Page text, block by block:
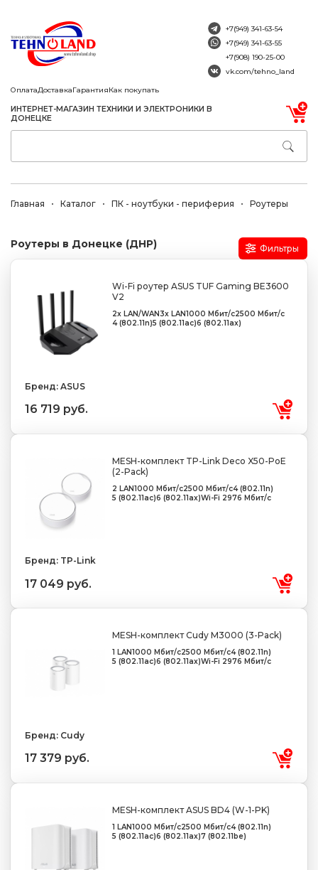
ОплатаДоставкаГарантияКак покупать
ИНТЕРНЕТ-МАГАЗИН ТЕХНИКИ И ЭЛЕКТРОНИКИ В
ДОНЕЦКЕ
+7(949) 341-63-54
+7(949) 341-63-55
+7(908) 190-25-00
vk.com/tehno_land
Главная Каталог ПК - ноутбуки - периферия Роутеры
Роутеры в Донецке (ДНР) Фильтры
Wi-Fi роутер ASUS TUF Gaming BE3600
V2
2x LAN/WAN3x LAN1000 Мбит/с2500 Мбит/с
4 (802.11n)5 (802.11ac)6 (802.11ax)
Бренд: ASUS
16 719 руб.
MESH-комплект TP-Link Deco X50-PoE
(2-Pack)
2 LAN1000 Мбит/с2500 Мбит/с4 (802.11n)
5 (802.11ac)6 (802.11ax)Wi-Fi 2976 Мбит/с
Бренд: TP-Link
17 049 руб.
MESH-комплект Cudy M3000 (3-Pack)
1 LAN1000 Мбит/с2500 Мбит/с4 (802.11n)
5 (802.11ac)6 (802.11ax)Wi-Fi 2976 Мбит/с
Бренд: Cudy
17 379 руб.
MESH-комплект ASUS BD4 (W-1-PK)
1 LAN1000 Мбит/с2500 Мбит/с4 (802.11n)
5 (802.11ac)6 (802.11ax)7 (802.11be)